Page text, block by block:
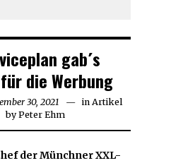
gab´s
die Werbung
30, 2021 September
30,
2021
in Artikel
byPeter Ehm
der Münchner XXL-